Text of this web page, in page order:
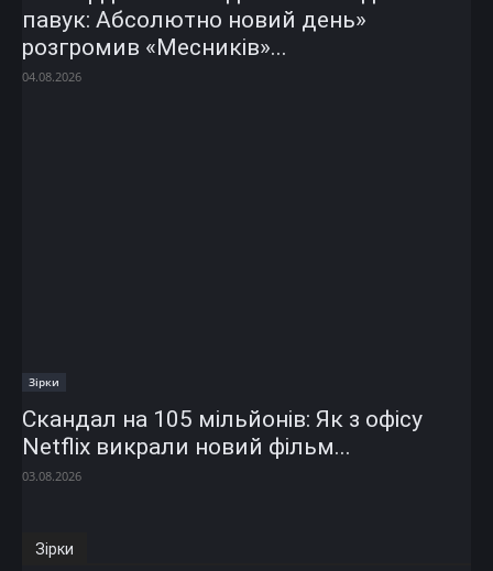
павук: Абсолютно новий день»
розгромив «Месників»...
04.08.2026
Зірки
Скандал на 105 мільйонів: Як з офісу
Netflix викрали новий фільм...
03.08.2026
Зірки